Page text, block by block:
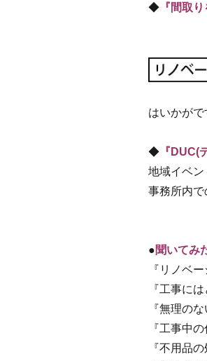
◆ 『間取
はいかがで
◆ 『DUC(
地域イベン
事務所内で
●聞いてみ
『リノベ
『工事に
『無理の
『工事中
『不用品